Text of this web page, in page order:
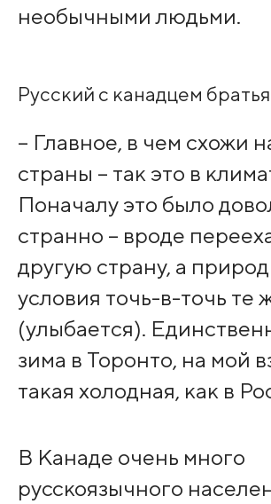
необычными людьми.
Русский с канадцем
– Главное, в чем схожи
страны – так это в
Поначалу это было
странно – вроде
другую страну, а
условия точь-в-точь те
(улыбается).
зима в Торонто, на мой
такая холодная, как в
В Канаде очень много
русскоязычного